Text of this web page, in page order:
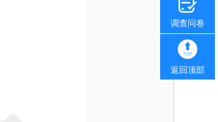
调查问卷
返回顶部